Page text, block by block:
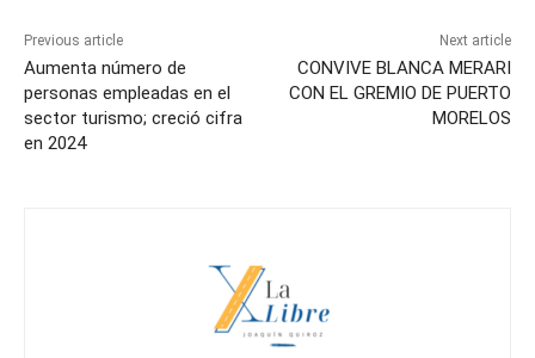
Previous article
Aumenta número de
personas empleadas en el
sector turismo; creció cifra
en 2024
Next article
CONVIVE BLANCA MERARI
CON EL GREMIO DE PUERTO
MORELOS